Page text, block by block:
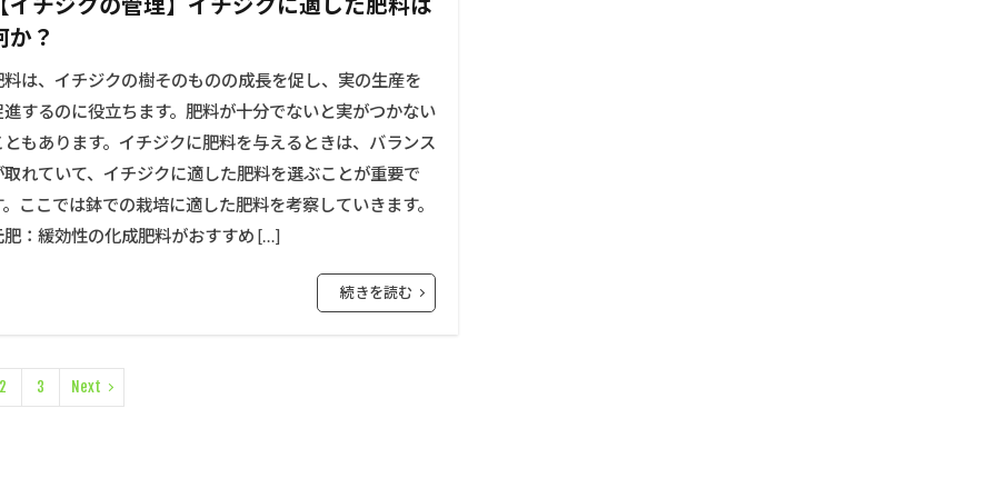
か？
料は、イチジクの樹そのものの成長を促し、実の生産を
進するのに役立ちます。肥料が十分でないと実がつかない
ともあります。イチジクに肥料を与えるときは、バランス
取れていて、イチジクに適した肥料を選ぶことが重要で
。ここでは鉢での栽培に適した肥料を考察していきます。
肥：緩効性の化成肥料がおすすめ […]
続きを読む
2 3 Next